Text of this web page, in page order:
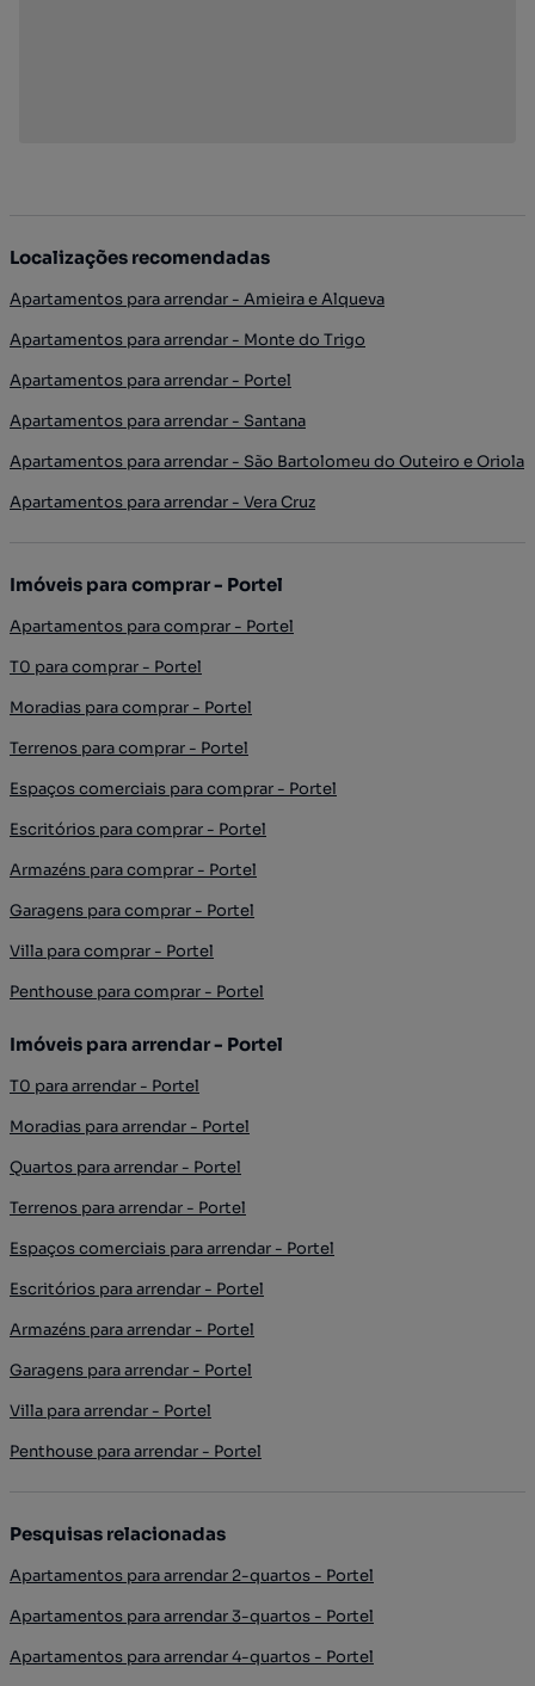
Localizações recomendadas
Apartamentos para arrendar - Amieira e Alqueva
Apartamentos para arrendar - Monte do Trigo
Apartamentos para arrendar - Portel
Apartamentos para arrendar - Santana
Apartamentos para arrendar - São Bartolomeu do Outeiro e Oriola
Apartamentos para arrendar - Vera Cruz
Imóveis para comprar - Portel
Apartamentos para comprar - Portel
T0 para comprar - Portel
Moradias para comprar - Portel
Terrenos para comprar - Portel
Espaços comerciais para comprar - Portel
Escritórios para comprar - Portel
Armazéns para comprar - Portel
Garagens para comprar - Portel
Villa para comprar - Portel
Penthouse para comprar - Portel
Imóveis para arrendar - Portel
T0 para arrendar - Portel
Moradias para arrendar - Portel
Quartos para arrendar - Portel
Terrenos para arrendar - Portel
Espaços comerciais para arrendar - Portel
Escritórios para arrendar - Portel
Armazéns para arrendar - Portel
Garagens para arrendar - Portel
Villa para arrendar - Portel
Penthouse para arrendar - Portel
Pesquisas relacionadas
Apartamentos para arrendar 2-quartos - Portel
Apartamentos para arrendar 3-quartos - Portel
Apartamentos para arrendar 4-quartos - Portel